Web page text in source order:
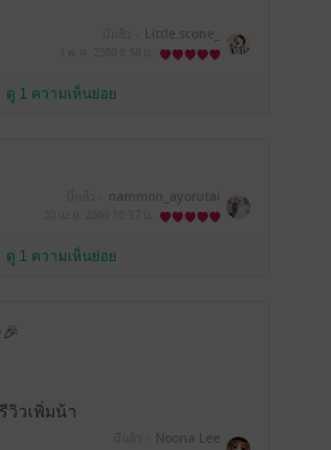
Little.scone_
ดู 1 ความเห็นย่อย
nammon_ayorutai
ดู 1 ความเห็นย่อย
วิวเพิ่มน้า
Noona Lee